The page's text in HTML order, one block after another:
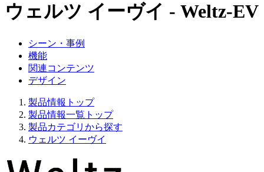
ウェルツ イーヴイ - Weltz-EV
シーン・事例
機能
関連コンテンツ
デザイン
製品情報トップ
製品情報一覧トップ
製品カテゴリから探す
ウェルツ イーヴイ